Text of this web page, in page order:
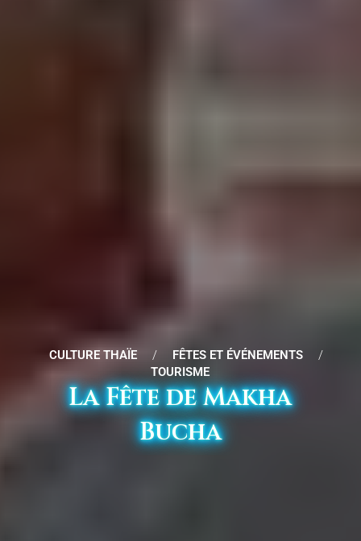
CULTURE THAÏE / FÊTES ET ÉVÉNEMENTS
/
TOURISME
La Fête de Makha
Bucha